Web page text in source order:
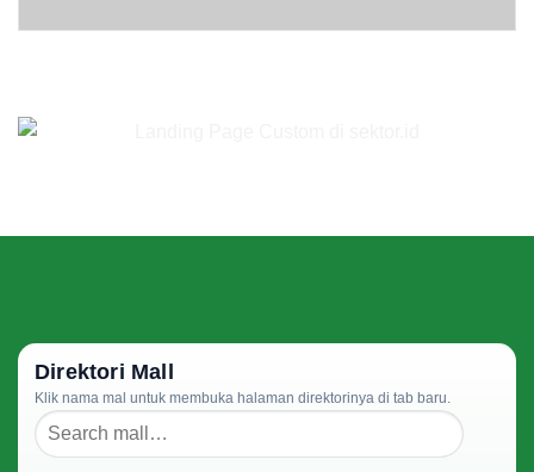
Direktori Mall
Klik nama mal untuk membuka halaman direktorinya di tab baru.